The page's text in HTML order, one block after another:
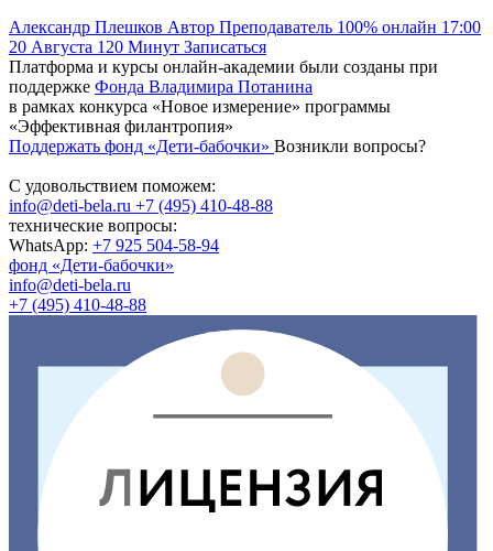
Александр Плешков Автор Преподаватель 100% онлайн 17:00
20 Августа 120 Минут Записаться
Платформа и курсы онлайн-академии были созданы при
поддержке Фонда Владимира Потанина
в рамках конкурса «Новое измерение» программы
«Эффективная филантропия»
Поддержать фонд «Дети-бабочки» Возникли вопросы?
С удовольствием поможем:
info@deti-bela.ru +7 (495) 410-48-88
технические вопросы:
WhatsApp: +7 925 504-58-94
фонд «Дети-бабочки»
info@deti-bela.ru
+7 (495) 410-48-88